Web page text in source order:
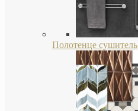
Полотенце сушитель